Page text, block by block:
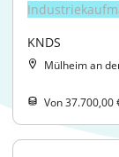
KNDS
Mülheim an
Von 37.700,00